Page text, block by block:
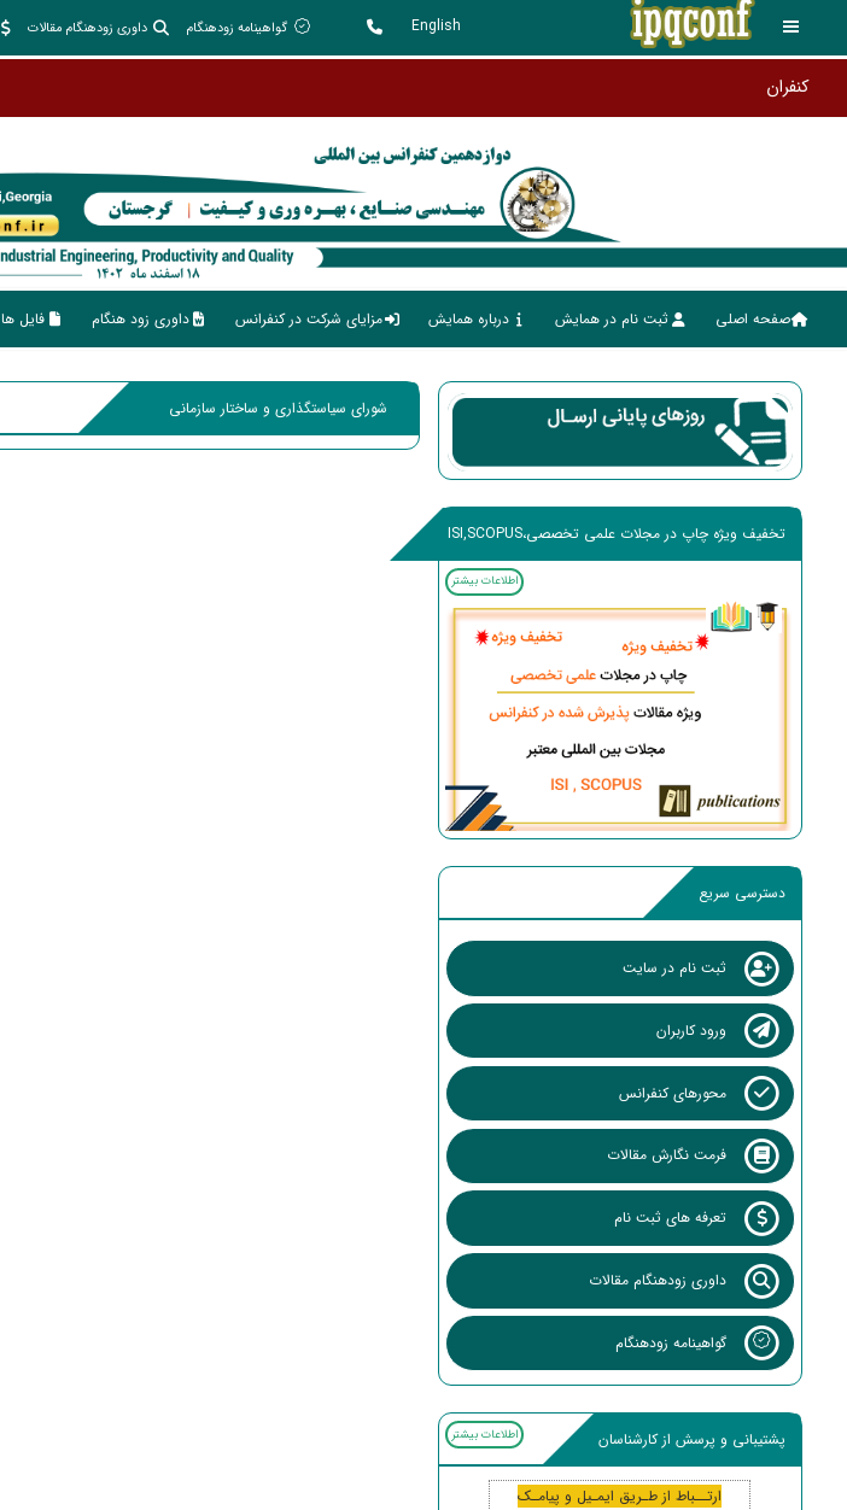
English گواهینامه زودهنگام داوری زودهنگام مقالات
صفحه اصلی ثبت نام در همایش درباره همایش مزایای شرکت در کنفرانس داوری زود هنگام فایل ها
تخفیف ویژه چاپ در مجلات علمی تخصصی،ISI,SCOPUS
اطلاعات بیشتر
دسترسی سریع
ثبت نام در سایت
ورود کاربران
محورهای کنفرانس
فرمت نگارش مقالات
تعرفه های ثبت نام
داوری زودهنگام مقالات
گواهینامه زودهنگام
پشتیبانی و پرسش از کارشناسان اطلاعات بیشتر
ارتــباط از طـریق ایمـیل و پیامـک
شورای سیاستگذاری و ساختار سازمانی